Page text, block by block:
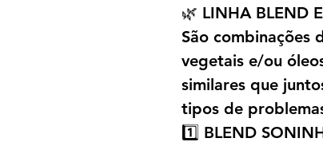
🌿 LINHA BLEND
São combinações
vegetais e/ou
similares que
tipos de
1️⃣ BLEND